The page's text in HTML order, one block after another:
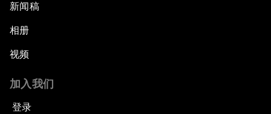
新闻稿
相册
视频
加入我们
登录